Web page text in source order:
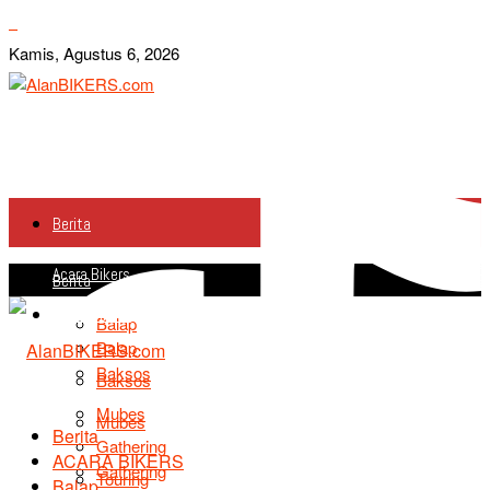
Kamis, Agustus 6, 2026
Berita
Acara Bikers
Balap
Baksos
Mubes
Gathering
Berita
Acara Bikers
Balap
Baksos
Mubes
Gathering
Touring
Berita
ACARA BIKERS